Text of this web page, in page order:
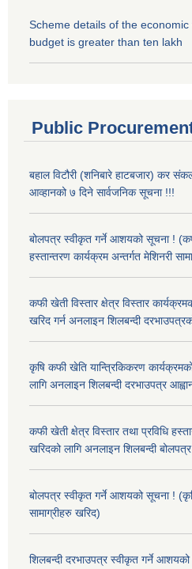
Scheme details of the
budget is greater than ten lakh
Public
बहाल विटौरी (शनिबारे हाटबजार) कर
आव्हानको ७ दिने सार्वजनिक सूचना !!!
बोलपत्र स्वीकृत गर्ने आशयको सूचना !
हस्तान्तरण कार्यक्रम अन्तर्गत मेशिनरी
कफी खेती विस्तार क्षेत्र विस्तार
खरिद गर्न अनलाइन शिलबन्दी
कृषि कफी खेति यान्त्रिकिकरण
लागि अनलाइन शिलबन्दी दरभाउपत्र
कफी खेती क्षेत्र विस्तार तथा प्रविधि
खरिदको लागि अनलाइन शिलबन्दी
बोलपत्र स्वीकृत गर्ने आशयको सूचना !
सामाग्रीहरु खरिद)
शिलबन्दी दरभाउपत्र स्वीकृत गर्ने